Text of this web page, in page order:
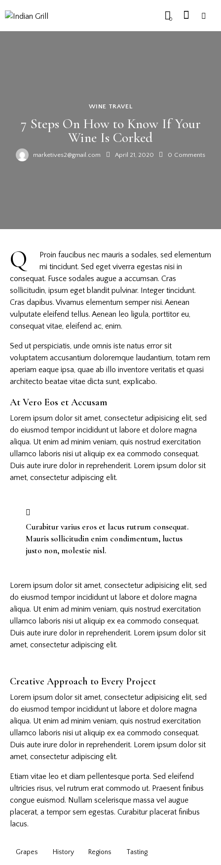
0
WINE TRAVEL
7 Steps On How to Know If Your
Wine Is Corked
marketives2@gmail.com April 21, 2020 0 Comments
Q
Proin faucibus nec mauris a sodales, sed elementum
mi tincidunt. Sed eget viverra egestas nisi in
consequat. Fusce sodales augue a accumsan. Cras
sollicitudin, ipsum eget blandit pulvinar. Integer tincidunt.
Cras dapibus. Vivamus elementum semper nisi. Aenean
vulputate eleifend tellus. Aenean leo ligula, porttitor eu,
consequat vitae, eleifend ac, enim.
Sed ut perspiciatis, unde omnis iste natus error sit
voluptatem accusantium doloremque laudantium, totam rem
aperiam eaque ipsa, quae ab illo inventore veritatis et quasi
architecto beatae vitae dicta sunt, explicabo.
At Vero Eos et Accusam
Lorem ipsum dolor sit amet, consectetur adipisicing elit, sed
do eiusmod tempor incididunt ut labore et dolore magna
aliqua. Ut enim ad minim veniam, quis nostrud exercitation
ullamco laboris nisi ut aliquip ex ea commodo consequat.
Duis aute irure dolor in reprehenderit. Lorem ipsum dolor sit
amet, consectetur adipiscing elit.
Curabitur varius eros et lacus rutrum consequat.
Mauris sollicitudin enim condimentum, luctus
justo non, molestie nisl.
Lorem ipsum dolor sit amet, consectetur adipisicing elit, sed
do eiusmod tempor incididunt ut labore et dolore magna
aliqua. Ut enim ad minim veniam, quis nostrud exercitation
ullamco laboris nisi ut aliquip ex ea commodo consequat.
Duis aute irure dolor in reprehenderit. Lorem ipsum dolor sit
amet, consectetur adipiscing elit.
Creative Approach to Every Project
Lorem ipsum dolor sit amet, consectetur adipisicing elit, sed
do eiusmod tempor incididunt ut labore et dolore magna
aliqua. Ut enim ad minim veniam, quis nostrud exercitation
ullamco laboris nisi ut aliquip ex ea commodo consequat.
Duis aute irure dolor in reprehenderit. Lorem ipsum dolor sit
amet, consectetur adipiscing elit.
Etiam vitae leo et diam pellentesque porta. Sed eleifend
ultricies risus, vel rutrum erat commodo ut. Praesent finibus
congue euismod. Nullam scelerisque massa vel augue
placerat, a tempor sem egestas. Curabitur placerat finibus
lacus.
Grapes History Regions Tasting